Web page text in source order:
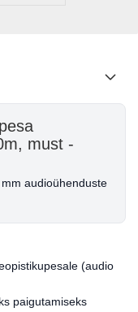
must -
audioühenduste
(audio
paigutamiseks